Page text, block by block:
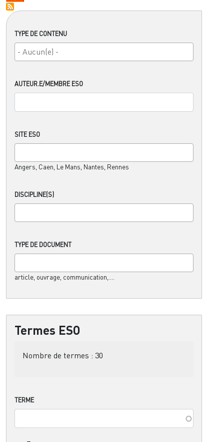
TYPE DE CONTENU
AUTEUR.E/MEMBRE ESO
SITE ESO
Angers, Caen, Le Mans, Nantes, Rennes
DISCIPLINE(S)
TYPE DE DOCUMENT
article, ouvrage, communication,....
Termes ESO
Nombre de termes : 30
TERME